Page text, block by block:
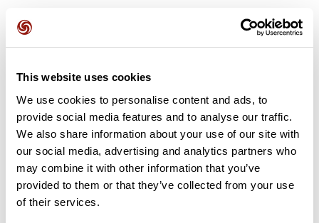
This website uses cookies
We use cookies to personalise content and ads, to
provide social media features and to analyse our traffic.
We also share information about your use of our site with
our social media, advertising and analytics partners who
may combine it with other information that you’ve
provided to them or that they’ve collected from your use
of their services.
Recensioni degli utenti
Questo percorso non contiene ancora alcuna recensione.
Aggiungi una recensione